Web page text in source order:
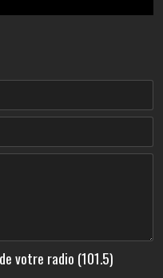
votre radio (101.5)